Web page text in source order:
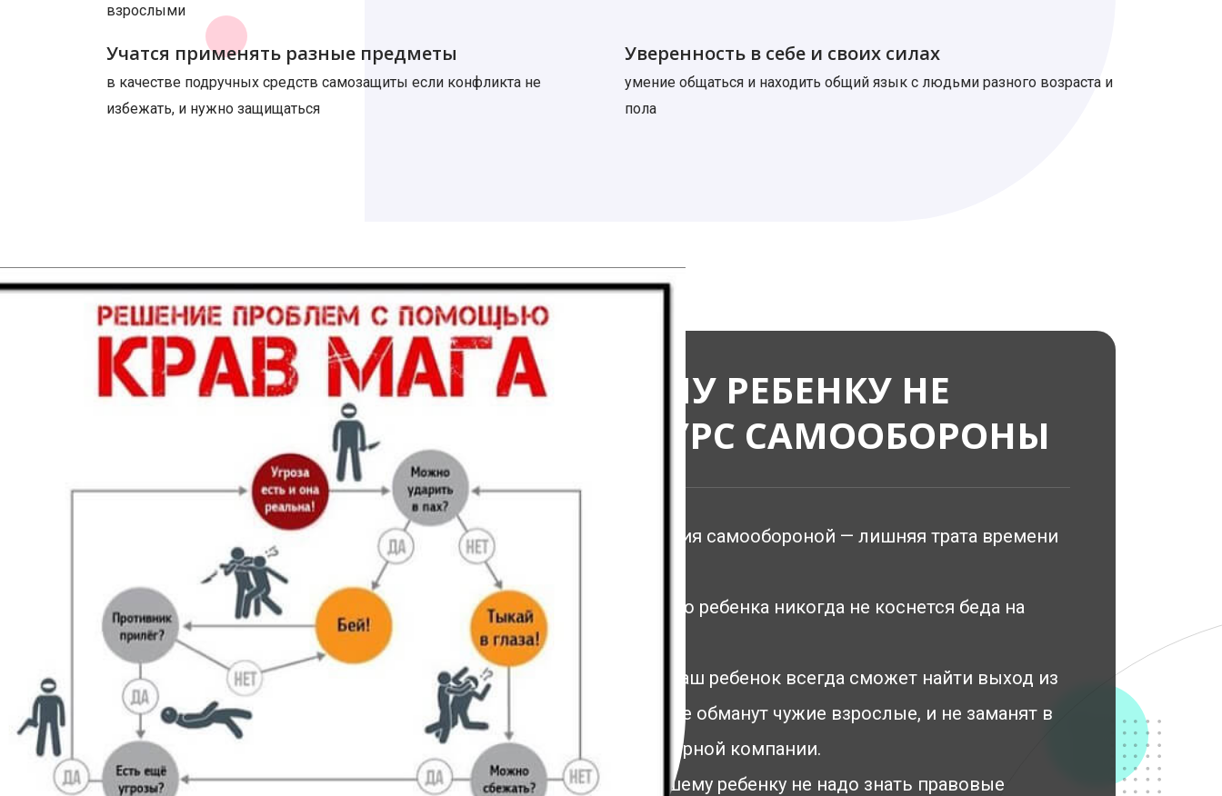
взрослыми
Учатся применять разные предметы
в качестве подручных средств самозащиты если конфликта не
избежать, и нужно защищаться
Уверенность в себе и своих силах
умение общаться и находить общий язык с людьми разного возраста и
пола
ВАМ И ВАШЕМУ РЕБЕНКУ НЕ
ПОДХОДИТ КУРС САМООБОРОНЫ
Если вы считаете, что занятия самообороной — лишняя трата времени
и денег.
Если вы уверены, что вашего ребенка никогда не коснется беда на
улице, в школе, в транспорте.
Если вы точно знаете, что ваш ребенок всегда сможет найти выход из
любой ситуации, его никогда не обманут чужие взрослые, и не заманят в
опасные игры подростки из дурной компании.
Если вы убеждены, что вашему ребенку не надо знать правовые